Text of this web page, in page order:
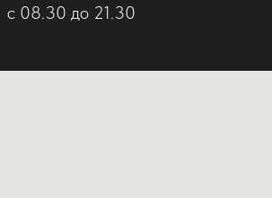
с 08.30 до 21.30